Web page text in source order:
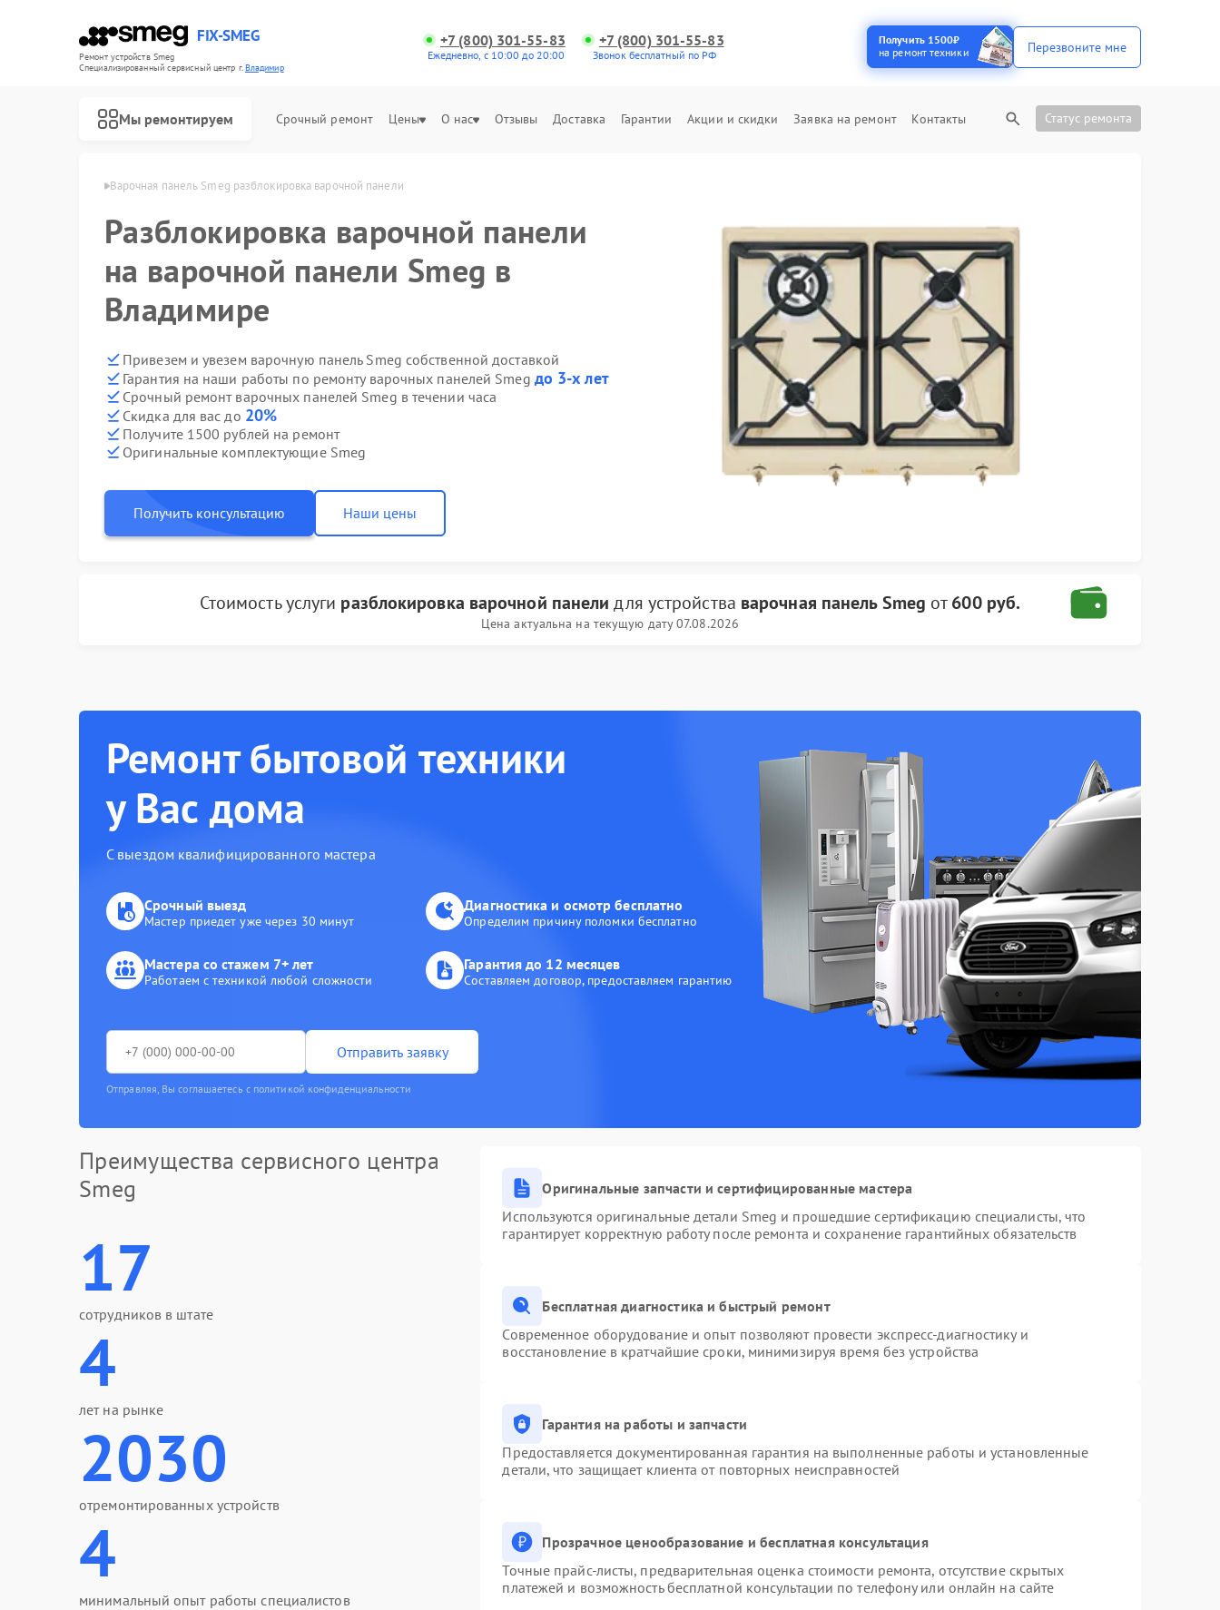
FIX-SMEG
Ремонт устройств Smeg
Специализированный cервисный центр г.Владимир
+7 (800) 301-55-83
Ежедневно, с 10:00 до 20:00
+7 (800) 301-55-83
Звонок бесплатный по РФ
Получить 1500₽
на ремонт техники
Перезвоните мне
Мы ремонтируем Срочный ремонт Цены О нас Отзывы Доставка Гарантии Акции и скидки Заявка на ремонт Контакты Статус ремонта
Варочная панель Smeg разблокировка варочной панели
Разблокировка варочной панели
на варочной панели Smeg в
Владимире
Привезем и увезем варочную панель Smeg собственной доставкой
Гарантия на наши работы по ремонту варочных панелей Smeg до 3-х лет
Срочный ремонт варочных панелей Smeg в течении часа
Скидка для вас до 20%
Получите 1500 рублей на ремонт
Оригинальные комплектующие Smeg
Получить консультацию Наши цены
Стоимость услуги разблокировка варочной панели для устройства варочная панель Smeg от600 руб.
Цена актуальна на текущую дату 07.08.2026
Ремонт бытовой техники
у Вас дома
С выездом квалифицированного мастера
Срочный выезд
Мастер приедет уже через 30 минут
Диагностика и осмотр бесплатно
Определим причину поломки бесплатно
Мастера со стажем 7+ лет
Работаем с техникой любой сложности
Гарантия до 12 месяцев
Составляем договор, предоставляем гарантию
Отправить заявку
Отправляя, Вы соглашаетесь с политикой конфиденциальности
Преимущества сервисного центра
Smeg
17
сотрудников в штате
4
лет на рынке
2030
отремонтированных устройств
4
минимальный опыт работы специалистов
Оригинальные запчасти и сертифицированные мастера
Используются оригинальные детали Smeg и прошедшие сертификацию специалисты, что
гарантирует корректную работу после ремонта и сохранение гарантийных обязательств
Бесплатная диагностика и быстрый ремонт
Современное оборудование и опыт позволяют провести экспресс-диагностику и
восстановление в кратчайшие сроки, минимизируя время без устройства
Гарантия на работы и запчасти
Предоставляется документированная гарантия на выполненные работы и установленные
детали, что защищает клиента от повторных неисправностей
Прозрачное ценообразование и бесплатная консультация
Точные прайс-листы, предварительная оценка стоимости ремонта, отсутствие скрытых
платежей и возможность бесплатной консультации по телефону или онлайн на сайте